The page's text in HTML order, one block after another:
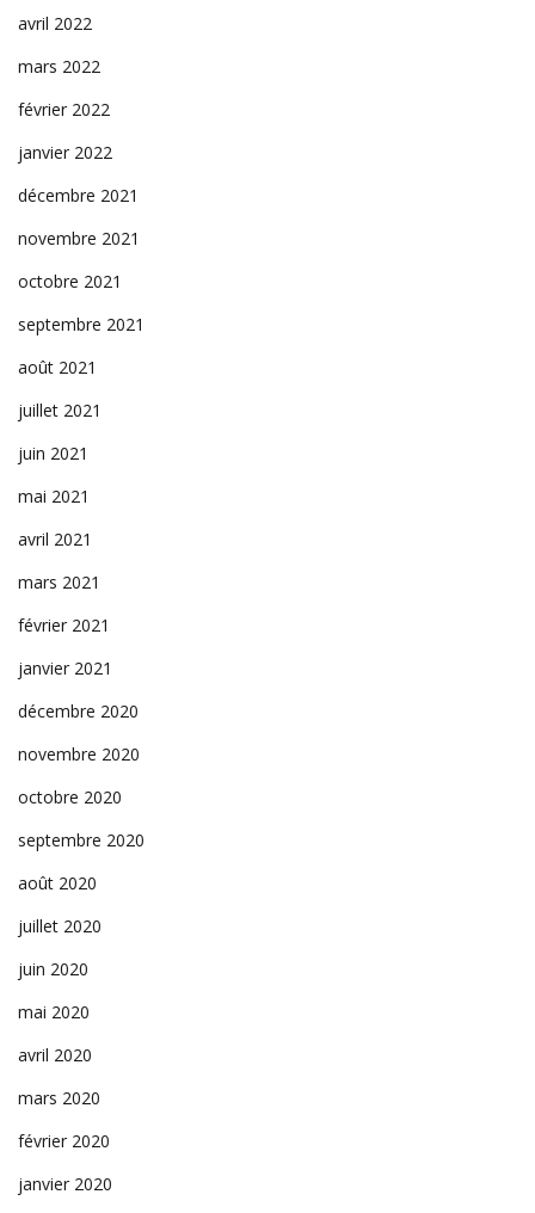
avril 2022
mars 2022
février 2022
janvier 2022
décembre 2021
novembre 2021
octobre 2021
septembre 2021
août 2021
juillet 2021
juin 2021
mai 2021
avril 2021
mars 2021
février 2021
janvier 2021
décembre 2020
novembre 2020
octobre 2020
septembre 2020
août 2020
juillet 2020
juin 2020
mai 2020
avril 2020
mars 2020
février 2020
janvier 2020